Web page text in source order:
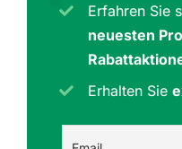
Erfahren Sie
neuesten
Erhalten Sie